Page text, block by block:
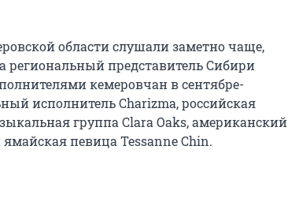
области слушали заметно чаще,
региональный представитель Сибири
кемеровчан в сентябре-
исполнитель Charizma, российская
группа Clara Oaks, американский
певица Tessanne Chin.